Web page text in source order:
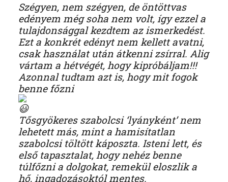
Szégyen, nem szégyen, de öntöttvas
edényem még soha nem volt, így ezzel a
tulajdonsággal kezdtem az ismerkedést.
Ezt a konkrét edényt nem kellett avatni,
csak használat után átkenni zsírral. Alig
vártam a hétvégét, hogy kipróbáljam!!!
Azonnal tudtam azt is, hogy mit fogok
benne főzni
Tősgyökeres szabolcsi ‘lyányként’ nem
lehetett más, mint a hamisítatlan
szabolcsi töltött káposzta. Isteni lett, és
első tapasztalat, hogy nehéz benne
túlfőzni a dolgokat, remekül eloszlik a
hő, ingadozásoktól mentes.